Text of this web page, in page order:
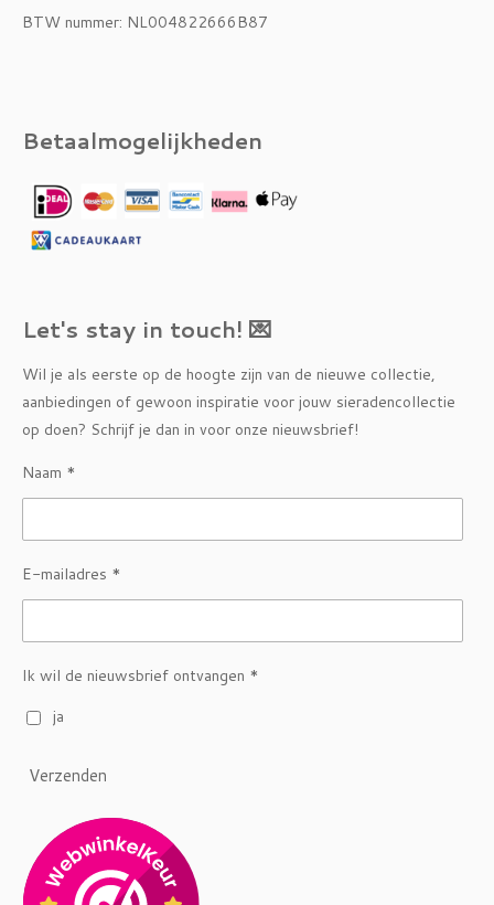
BTW nummer: NL004822666B87
Betaalmogelijkheden
Let's stay in touch! 💌
Wil je als eerste op de hoogte zijn van de nieuwe collectie,
aanbiedingen of gewoon inspiratie voor jouw sieradencollectie
op doen? Schrijf je dan in voor onze nieuwsbrief!
Naam *
E-mailadres *
Ik wil de nieuwsbrief ontvangen *
ja
Verzenden